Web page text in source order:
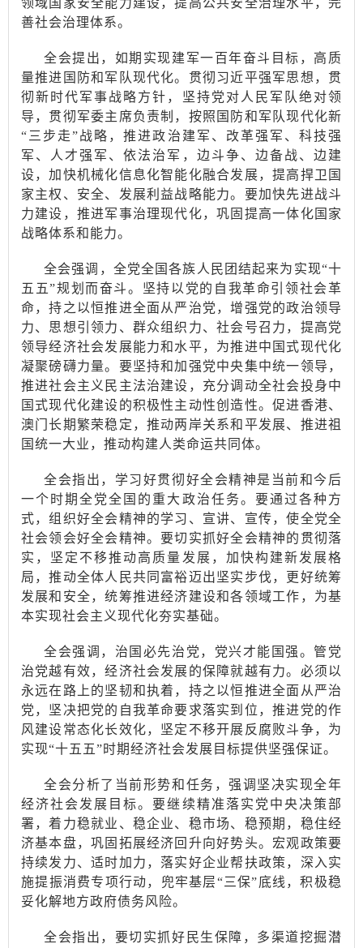
善社会治理体系。
全会提出，如期实现建军一百年奋斗目标，高质
量推进国防和军队现代化。贯彻习近平强军思想，贯
彻新时代军事战略方针，坚持党对人民军队绝对领
导，贯彻军委主席负责制，按照国防和军队现代化新
“三步走”战略，推进政治建军、改革强军、科技强
军、人才强军、依法治军，边斗争、边备战、边建
设，加快机械化信息化智能化融合发展，提高捍卫国
家主权、安全、发展利益战略能力。要加快先进战斗
力建设，推进军事治理现代化，巩固提高一体化国家
战略体系和能力。
全会强调，全党全国各族人民团结起来为实现“十
五五”规划而奋斗。坚持以党的自我革命引领社会革
命，持之以恒推进全面从严治党，增强党的政治领导
力、思想引领力、群众组织力、社会号召力，提高党
领导经济社会发展能力和水平，为推进中国式现代化
凝聚磅礴力量。要坚持和加强党中央集中统一领导，
推进社会主义民主法治建设，充分调动全社会投身中
国式现代化建设的积极性主动性创造性。促进香港、
澳门长期繁荣稳定，推动两岸关系和平发展、推进祖
国统一大业，推动构建人类命运共同体。
全会指出，学习好贯彻好全会精神是当前和今后
一个时期全党全国的重大政治任务。要通过各种方
式，组织好全会精神的学习、宣讲、宣传，使全党全
社会领会好全会精神。要切实抓好全会精神的贯彻落
实，坚定不移推动高质量发展，加快构建新发展格
局，推动全体人民共同富裕迈出坚实步伐，更好统筹
发展和安全，统筹推进经济建设和各领域工作，为基
本实现社会主义现代化夯实基础。
全会强调，治国必先治党，党兴才能国强。管党
治党越有效，经济社会发展的保障就越有力。必须以
永远在路上的坚韧和执着，持之以恒推进全面从严治
党，坚决把党的自我革命要求落实到位，推进党的作
风建设常态化长效化，坚定不移开展反腐败斗争，为
实现“十五五”时期经济社会发展目标提供坚强保证。
全会分析了当前形势和任务，强调坚决实现全年
经济社会发展目标。要继续精准落实党中央决策部
署，着力稳就业、稳企业、稳市场、稳预期，稳住经
济基本盘，巩固拓展经济回升向好势头。宏观政策要
持续发力、适时加力，落实好企业帮扶政策，深入实
施提振消费专项行动，兜牢基层“三保”底线，积极稳
妥化解地方政府债务风险。
全会指出，要切实抓好民生保障，多渠道挖掘潜